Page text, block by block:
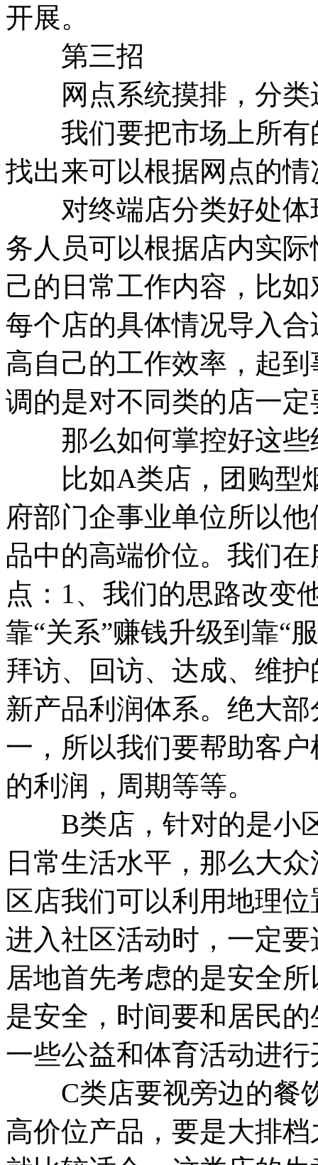
开展。
第三招
网点系统摸排，分类
我们要把市场上所有
找出来可以根据网点的
对终端店分类好处体
务人员可以根据店内实
己的日常工作内容，比
每个店的具体情况导入
高自己的工作效率，起
调的是对不同类的店一
那么如何掌控好这些
比如A类店，团购型
府部门企事业单位所以
品中的高端价位。我们
点：1、我们的思路改变
靠“关系”赚钱升级到靠“
拜访、回访、达成、维
新产品利润体系。绝大
一，所以我们要帮助客
的利润，周期等等。
B类店，针对的是小
日常生活水平，那么大
区店我们可以利用地理
进入社区活动时，一定
居地首先考虑的是安全
是安全，时间要和居民
一些公益和体育活动进行
C类店要视旁边的餐
高价位产品，要是大排